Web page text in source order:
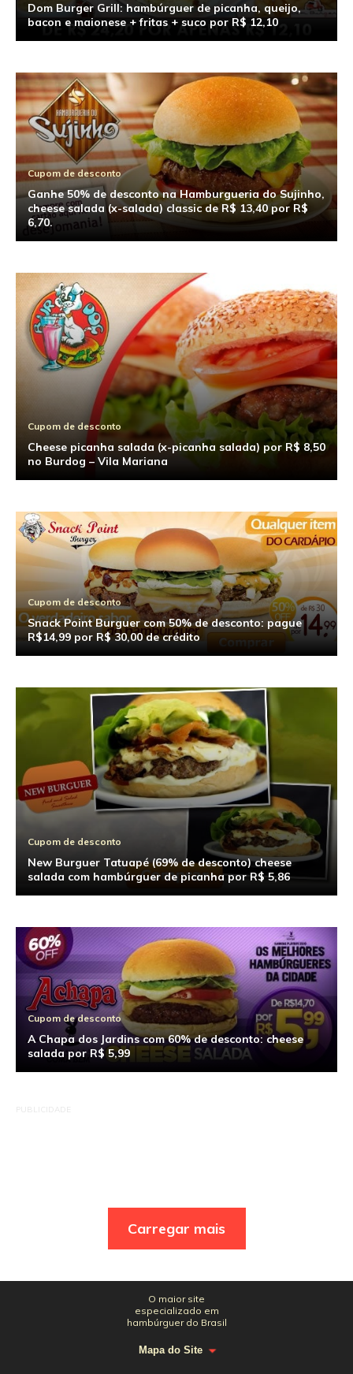
Dom Burger Grill: hambúrguer de picanha, queijo,
bacon e maionese + fritas + suco por R$ 12,10
Cupom de desconto
Ganhe 50% de desconto na Hamburgueria do Sujinho,
cheese salada (x-salada) classic de R$ 13,40 por R$
6,70.
Cupom de desconto
Cheese picanha salada (x-picanha salada) por R$ 8,50
no Burdog – Vila Mariana
Cupom de desconto
Snack Point Burguer com 50% de desconto: pague
R$14,99 por R$ 30,00 de crédito
Cupom de desconto
New Burguer Tatuapé (69% de desconto) cheese
salada com hambúrguer de picanha por R$ 5,86
Cupom de desconto
A Chapa dos Jardins com 60% de desconto: cheese
salada por R$ 5,99
PUBLICIDADE
Carregar mais
O maior site
especializado em
hambúrguer do Brasil
Mapa do Site